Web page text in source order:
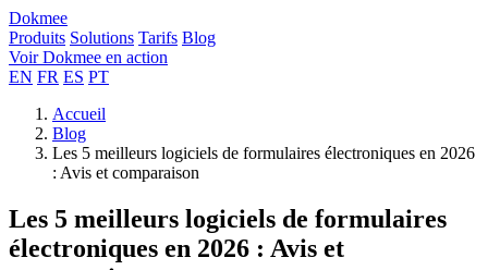
Dokmee
Produits Solutions Tarifs Blog
Voir Dokmee en action
EN FR ES PT
Accueil
Blog
Les 5 meilleurs logiciels de formulaires électroniques en 2026
: Avis et comparaison
Les 5 meilleurs logiciels de formulaires
électroniques en 2026 : Avis et